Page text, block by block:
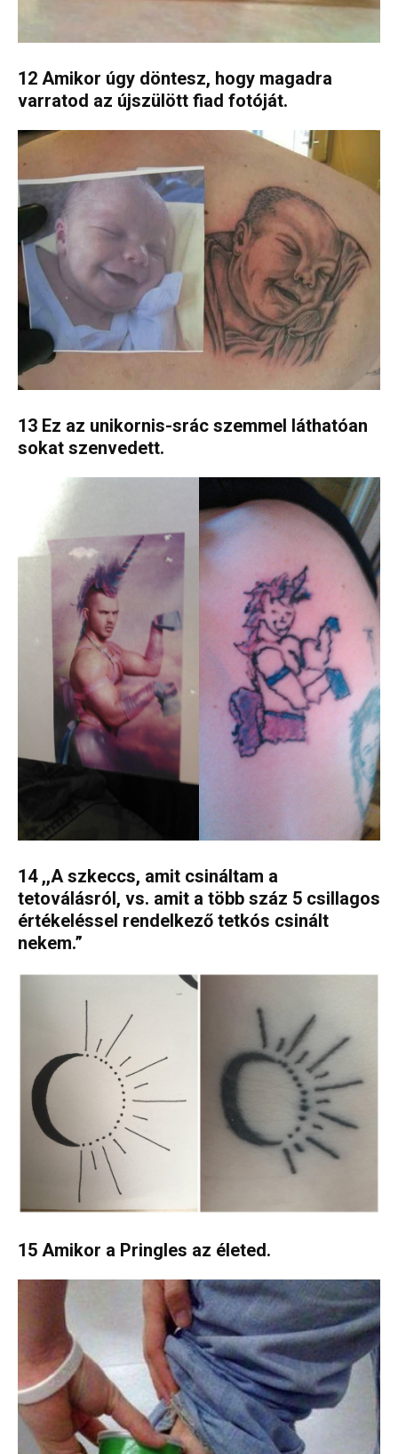
12 Amikor úgy döntesz, hogy magadra
varratod az újszülött fiad fotóját.
13 Ez az unikornis-srác szemmel láthatóan
sokat szenvedett.
14 ,,A szkeccs, amit csináltam a
tetoválásról, vs. amit a több száz 5 csillagos
értékeléssel rendelkező tetkós csinált
nekem.”
15 Amikor a Pringles az életed.